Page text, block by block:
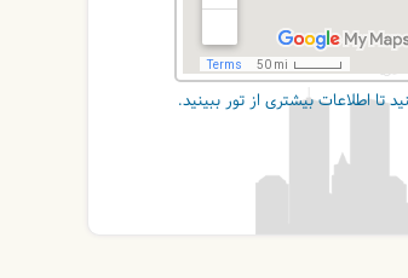
تا اطلاعات بیشتری از تور ببینید.